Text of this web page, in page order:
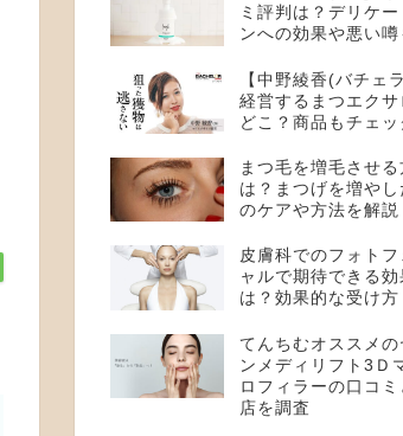
ミ評判は？デリケー
ンへの効果や悪い噂
【中野綾香(バチェ
経営するまつエクサ
どこ？商品もチェッ
まつ毛を増毛させる
は？まつげを増やし
のケアや方法を解説
皮膚科でのフォトフ
ャルで期待できる効
は？効果的な受け方
てんちむオススメの
ンメディリフト3Ｄ
ロフィラーの口コミ
店を調査